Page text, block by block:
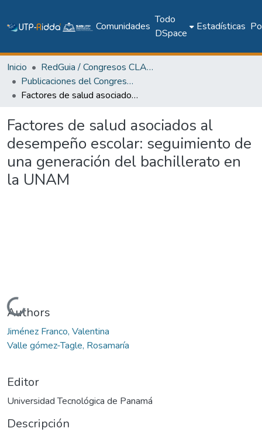
Comunidades
Todo
DSpace
Estadísticas
Inicio
RedGuia / Congresos CLABES
Publicaciones del Congreso Internacional CLABES
Factores de salud asociados al desempeño escolar: seguimiento de una generación del bachillerato en la UNAM
Factores de salud asociados al
desempeño escolar: seguimiento de
una generación del bachillerato en
la UNAM
Cargando...
Authors
Jiménez Franco, Valentina
Valle gómez-Tagle, Rosamaría
Editor
Universidad Tecnológica de Panamá
Descripción